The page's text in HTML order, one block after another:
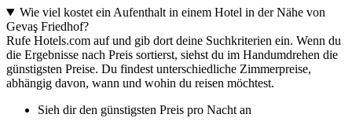
Wie viel kostet ein Aufenthalt in einem Hotel in der Nähe von
Gevaş Friedhof?
Rufe Hotels.com auf und gib dort deine Suchkriterien ein. Wenn du
die Ergebnisse nach Preis sortierst, siehst du im Handumdrehen die
günstigsten Preise. Du findest unterschiedliche Zimmerpreise,
abhängig davon, wann und wohin du reisen möchtest.
Sieh dir den günstigsten Preis pro Nacht an